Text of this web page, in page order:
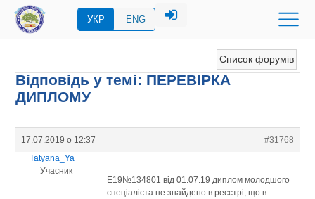
УКР ENG
Список форумів
Відповідь у темі: ПЕРЕВIРКА
ДИПЛОМУ
17.07.2019 о 12:37
#31768
Tatyana_Ya
Учасник
E19№134801 від 01.07.19 диплом молодшого
спеціаліста не знайдено в реєстрі, що в